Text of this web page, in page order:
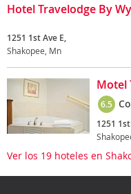
Hotel Travelodge By
1251 1st Ave E,
Shakopee, Mn
Motel
6.5
1251
Ver los 19 hoteles en